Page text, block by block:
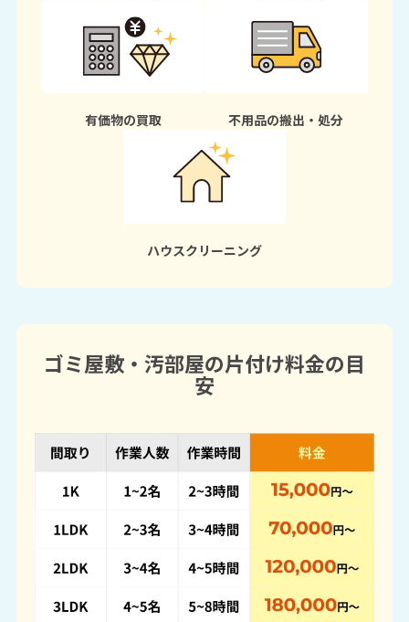
有価物の買取 不用品の搬出・処分
ハウスクリーニング
ゴミ屋敷・汚部屋の片付け料金の目
安